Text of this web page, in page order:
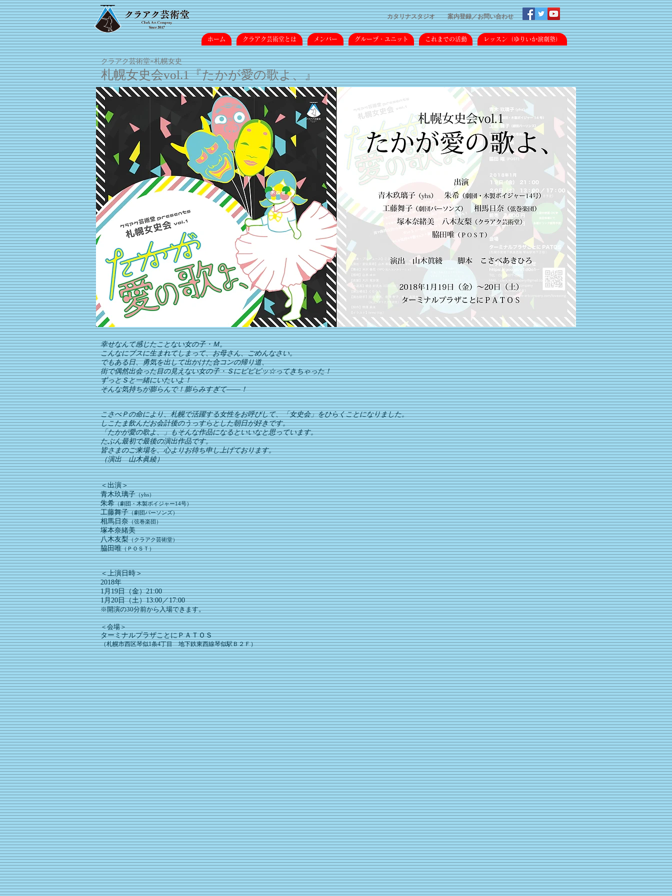
カタリナスタジオ 案内登録／​お問い合わせ
ホーム クラアク芸術堂とは メンバー グループ・ユニット これまでの活動 レッスン（ゆりいか演劇塾）
クラアク芸術堂×札幌女史
札幌女史会vol.1『たかが愛の歌よ、』
幸せなんて感じたことない女の子・Ｍ。
こんなにブスに生まれてしまって、お母さん、ごめんなさい。
でもある日、勇気を出して出かけた合コンの帰り道、
街で偶然出会った目の見えない女の子・Ｓにビビビッ☆ってきちゃった！
ずっとＳと一緒にいたいよ！
そんな気持ちが膨らんで！膨らみすぎて――！
こさべＰの命により、札幌で活躍する女性をお呼びして、「女史会」をひらくことになりました。
しこたま飲んだお会計後のうっすらとした朝日が好きです。
「たかが愛の歌よ、」もそんな作品になるといいなと思っています。
たぶん最初で最後の演出作品です。
皆さまのご来場を、心よりお待ち申し上げております。
（演出 山木眞綾）
＜出演＞
青木玖璃子（yhs）
朱希（劇団・木製ボイジャー14号）
工藤舞子（劇団パーソンズ）
相馬日奈（弦巻楽団）
塚本奈緒美
八木友梨（クラアク芸術堂）
脇田唯（ＰＯＳＴ）
＜上演日時＞
2018年
1月19日（金）21:00
1月20日（土）13:00／17:00
※開演の30分前から入場できます。
​＜会場＞
ターミナルプラザことにＰＡＴＯＳ
（札幌市西区琴似1条4丁目 地下鉄東西線琴似駅Ｂ２Ｆ）